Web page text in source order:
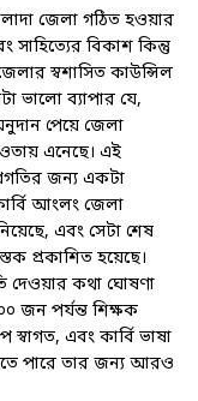
জেলা গঠিত হওয়ার
সাহিত্যের বিকাশ কিন্তু
স্বশাসিত কাউন্সিল
ভালো ব্যাপার যে,
পেয়ে জেলা
এনেছে। এই
জন্য একটা
আংলং জেলা
এবং সেটা শেষ
প্রকাশিত হয়েছে।
দেওয়ার কথা ঘোষণা
জন পর্যন্ত শিক্ষক
এবং কার্বি ভাষা
পারে তার জন্য আরও